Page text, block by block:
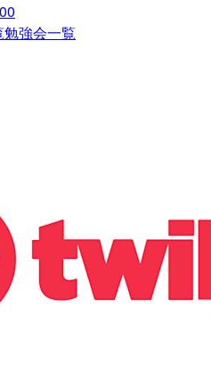
勉強会一覧